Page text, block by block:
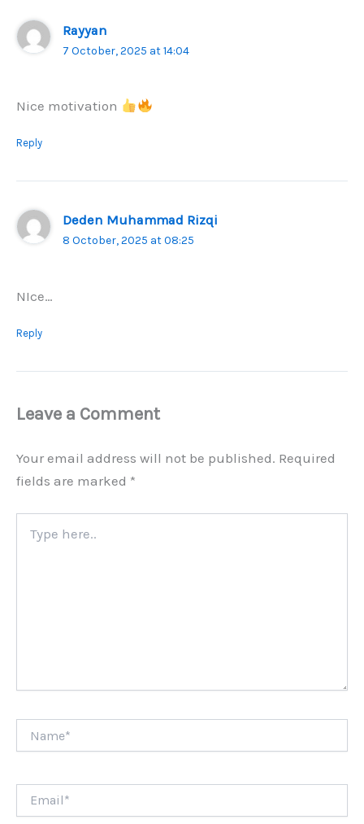
Rayyan
7 October, 2025 at 14:04
Nice motivation
Reply
Deden Muhammad Rizqi
8 October, 2025 at 08:25
NIce…
Reply
Leave a Comment
Your email address will not be published. Required
fields are marked *
here..